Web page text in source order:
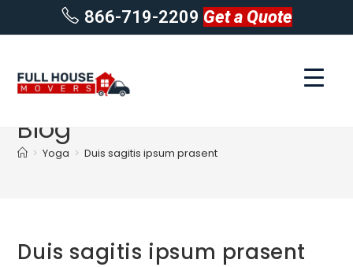
866-719-2209 Get a Quote
Blog
> Yoga > Duis sagitis ipsum prasent
Duis sagitis ipsum prasent